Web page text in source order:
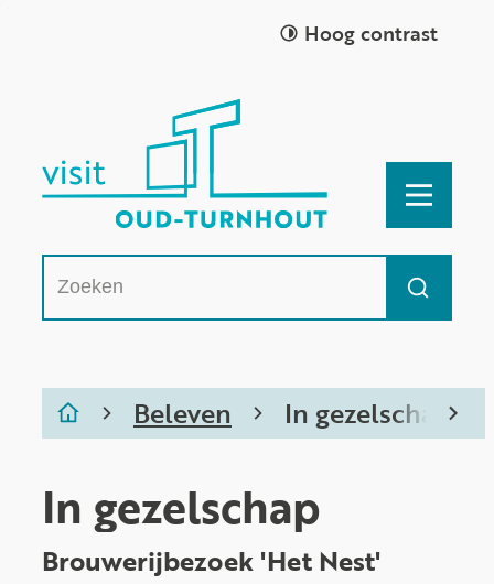
Hoog contrast
Toerisme Oud-Turnhout
Waarmee kunnen we jou helpen?
Zoeken
Startpagina
Beleven In gezelschap
In gezelschap
A tot Z
Brouwerijbezoek 'Het Nest'